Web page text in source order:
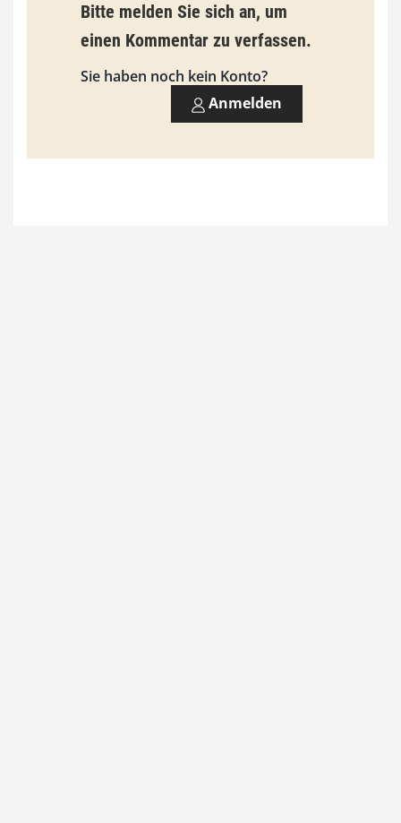
i
s
9
0
Bitte melden Sie sich an, um
einen Kommentar zu verfassen.
Sie haben noch kein Konto?
Anmelden